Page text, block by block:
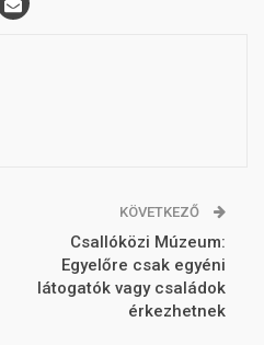
KÖVETKEZŐ
Csallóközi Múzeum:
Egyelőre csak egyéni
látogatók vagy családok
érkezhetnek